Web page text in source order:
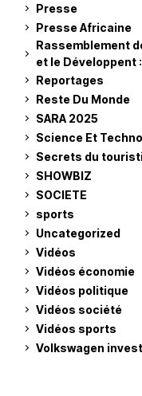
Presse
Presse Africaine
Rassemblement
et le Développent
Reportages
Reste Du Monde
SARA 2025
Science Et
Secrets du
SHOWBIZ
SOCIETE
sports
Uncategorized
Vidéos
Vidéos économie
Vidéos politique
Vidéos société
Vidéos sports
Volkswagen